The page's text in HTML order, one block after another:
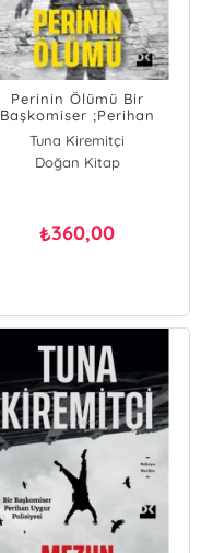
Perinin Ölümü Bir
Başkomiser ;Perihan
Tuna Kiremitçi
Doğan Kitap
₺360,00